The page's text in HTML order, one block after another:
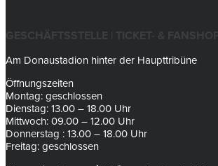
GESCHÄFTSSTELLE | TICKET- & FANSHOP
Am Donaustadion hinter der Haupttribüne
Öffnungszeiten
Montag: geschlossen
Dienstag: 13.00 – 18.00 Uhr
Mittwoch: 09.00 – 12.00 Uhr
Donnerstag : 13.00 – 18.00 Uhr
Freitag: geschlossen